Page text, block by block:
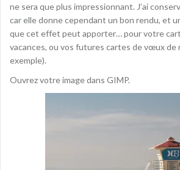
ne sera que plus impressionnant. J’ai
car elle donne cependant un bon rendu, et
que cet effet peut apporter… pour votre
vacances, ou vos futures cartes de vœux de
exemple).
Ouvrez votre image dans GIMP.